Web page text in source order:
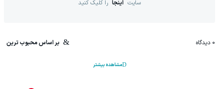
سایت اینجا را کلیک کنید
0 دیدگاه بر اساس محبوب ترین
مشاهده بیشتر